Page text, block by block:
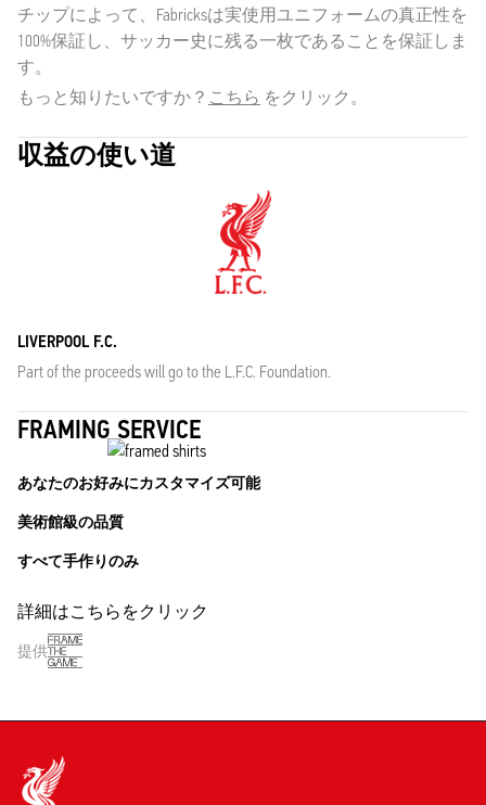
チップによって、Fabricksは実使用ユニフォームの真正性を
100%保証し、サッカー史に残る一枚であることを保証しま
す。
もっと知りたいですか？ こちら をクリック。
収益の使い道
LIVERPOOL F.C.
Part of the proceeds will go to the L.F.C. Foundation.
FRAMING SERVICE
あなたのお好みにカスタマイズ可能
美術館級の品質
すべて手作りのみ
詳細はこちらをクリック
提供